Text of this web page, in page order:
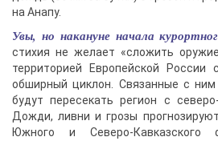
на Анапу.
Увы, но накануне начала
стихия не желает «сложить
территорией Европейской России
обширный циклон. Связанные с
будут пересекать регион с
Дожди, ливни и грозы
Южного и Северо-Кавказского